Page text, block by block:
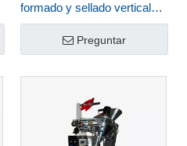
formado y sellado vertical
HLNV-1300
Preguntar